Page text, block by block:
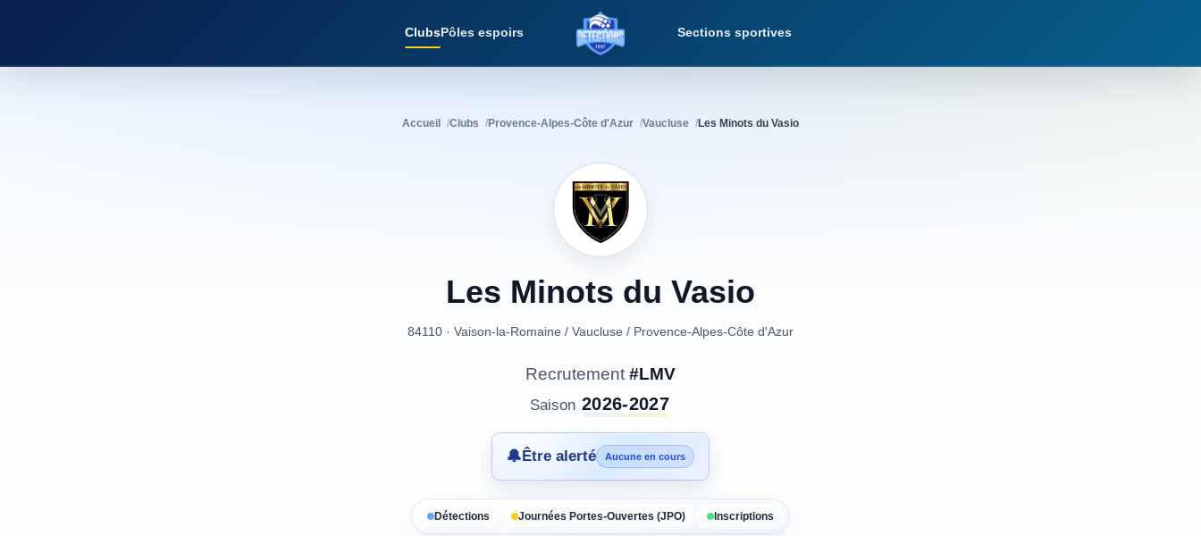
ClubsPôles espoirs
Détections Futsal
Sections sportives
Accueil Clubs Provence-Alpes-Côte d'Azur Vaucluse Les Minots du Vasio
Les Minots du Vasio
84110 · Vaison-la-Romaine / Vaucluse / Provence-Alpes-Côte d'Azur
Recrutement #LMV
Saison 2026-2027
🔔Être alerté Aucune en cours
Détections Journées Portes-Ouvertes (JPO) Inscriptions